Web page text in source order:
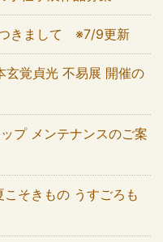
つきまして ※7/9更新
玄覚貞光 不易展 開催の
プ メンテナンスのご案
そきもの うすごろも